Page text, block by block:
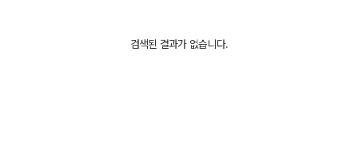
검색된 결과가 없습니다.